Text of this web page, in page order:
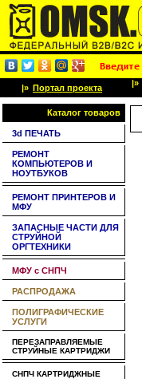
|» Портал проекта |»
Каталог товаров
3d ПЕЧАТЬ
РЕМОНТ
КОМПЬЮТЕРОВ И
НОУТБУКОВ
РЕМОНТ ПРИНТЕРОВ И
МФУ
ЗАПАСНЫЕ ЧАСТИ ДЛЯ
СТРУЙНОЙ
ОРГТЕХНИКИ
МФУ с СНПЧ
РАСПРОДАЖА
ПОЛИГРАФИЧЕСКИЕ
УСЛУГИ
ПЕРЕЗАПРАВЛЯЕМЫЕ
СТРУЙНЫЕ КАРТРИДЖИ
СНПЧ КАРТРИДЖНЫЕ